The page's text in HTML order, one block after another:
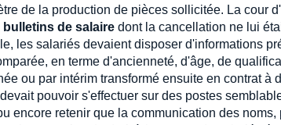
de la production de pièces sollicitée. La cour
bulletins de salaire dont la cancellation ne lui
les salariés devaient disposer d'informations
en terme d'ancienneté, d'âge, de
ou par intérim transformé ensuite en contrat à
pouvoir s'effectuer sur des postes
encore retenir que la communication des